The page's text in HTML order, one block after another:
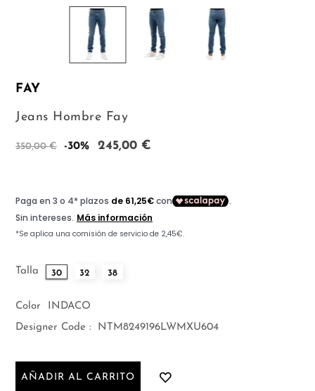
FAY
Jeans Hombre Fay
350,00 € -30% 245,00 €
Talla 30 32 38
Color
INDACO
Designer Code :
NTM8249196LWMXU604
AÑADIR AL CARRITO